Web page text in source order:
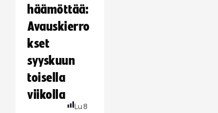
häämöttää:
Avauskierro
kset
syyskuun
toisella
viikolla
Lu8